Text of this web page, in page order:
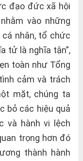
đạo đức xã hội
vào những
nhân, tổ chức
tử là nghĩa tận”,
toàn như Tổng
cảm và trách
mặt, chúng ta
bỏ các hiệu quả
và hành vi lệch
trọng hơn đó
thành hành